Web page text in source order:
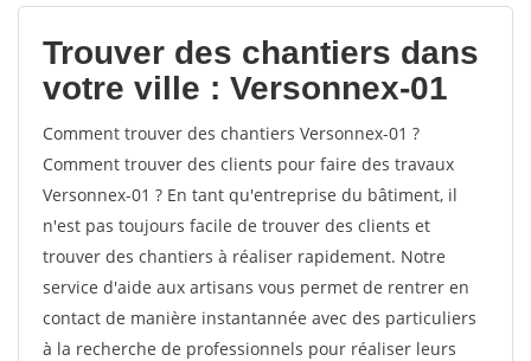
votes
Trouver des chantiers dans
votre ville : Versonnex-01
Comment trouver des chantiers Versonnex-01 ?
Comment trouver des clients pour faire des travaux
Versonnex-01 ? En tant qu'entreprise du bâtiment, il
n'est pas toujours facile de trouver des clients et
trouver des chantiers à réaliser rapidement. Notre
service d'aide aux artisans vous permet de rentrer en
contact de manière instantannée avec des particuliers
à la recherche de professionnels pour réaliser leurs